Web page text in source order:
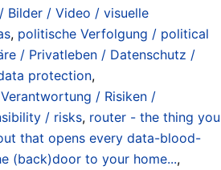
Bilder / Video / visuelle
, politische Verfolgung / political
/ Privatleben / Datenschutz /
protection,
/ Risiken /
/ risks, router - the thing you
that opens every data-blood-
(back)door to your home...,